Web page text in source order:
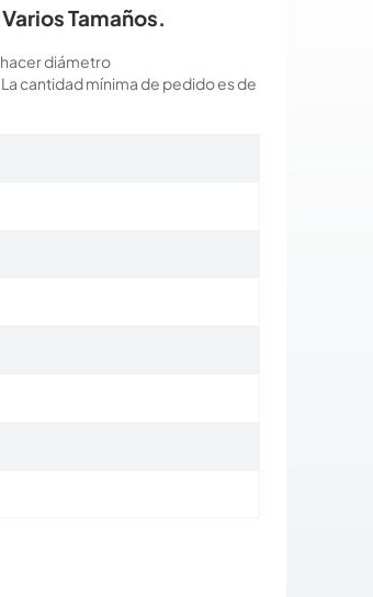
Tamaños.
diámetro
cantidad mínima de pedido es de